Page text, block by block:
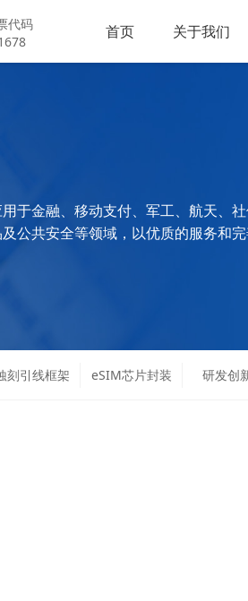
代码
首页 关于我们
于金融、移动支付、军工、航天、社
公共安全等领域，以优质的服务和
刻引线框架 eSIM芯片封装 研发创